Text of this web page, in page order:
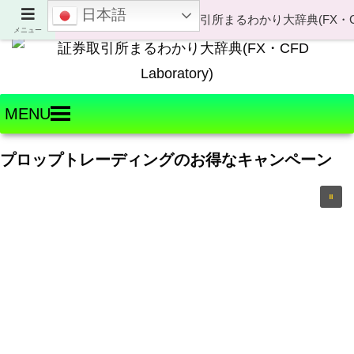
Welcome to FX・CFD Laboratory!
MENU
プロップトレーディングのお得なキャンペーン
メニュー
日本語